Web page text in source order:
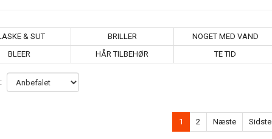
& SUT BRILLER NOGET MED VAND
BLEER
HÅR TILBEHØR TE TID
1 2 Næste Sidste